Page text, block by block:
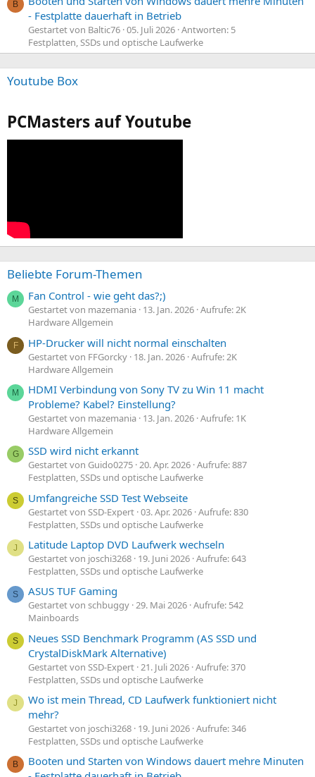
B
- Festplatte dauerhaft in Betrieb
Gestartet von Baltic76 05. Juli 2026 Antworten: 5
Festplatten, SSDs und optische Laufwerke
Youtube Box
PCMasters auf Youtube
Beliebte Forum-Themen
M Fan Control - wie geht das?;)
Gestartet von mazemania 13. Jan. 2026 Aufrufe: 2K
Hardware Allgemein
F HP-Drucker will nicht normal einschalten
Gestartet von FFGorcky 18. Jan. 2026 Aufrufe: 2K
Hardware Allgemein
M
HDMI Verbindung von Sony TV zu Win 11 macht
Probleme? Kabel? Einstellung?
Gestartet von mazemania 13. Jan. 2026 Aufrufe: 1K
Hardware Allgemein
G SSD wird nicht erkannt
Gestartet von Guido0275 20. Apr. 2026 Aufrufe: 887
Festplatten, SSDs und optische Laufwerke
S Umfangreiche SSD Test Webseite
Gestartet von SSD-Expert 03. Apr. 2026 Aufrufe: 830
Festplatten, SSDs und optische Laufwerke
J Latitude Laptop DVD Laufwerk wechseln
Gestartet von joschi3268 19. Juni 2026 Aufrufe: 643
Festplatten, SSDs und optische Laufwerke
S ASUS TUF Gaming
Gestartet von schbuggy 29. Mai 2026 Aufrufe: 542
Mainboards
S
Neues SSD Benchmark Programm (AS SSD und
CrystalDiskMark Alternative)
Gestartet von SSD-Expert 21. Juli 2026 Aufrufe: 370
Festplatten, SSDs und optische Laufwerke
J
Wo ist mein Thread, CD Laufwerk funktioniert nicht
mehr?
Gestartet von joschi3268 19. Juni 2026 Aufrufe: 346
Festplatten, SSDs und optische Laufwerke
B
Booten und Starten von Windows dauert mehre Minuten